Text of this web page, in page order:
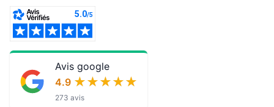
Avis google
4.9 ★★★★★
★★★★★
273 avis